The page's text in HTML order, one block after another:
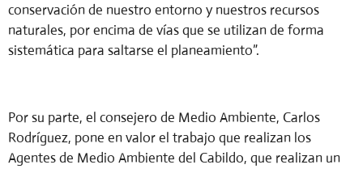
conservación de nuestro entorno y nuestros recursos
naturales, por encima de vías que se utilizan de forma
sistemática para saltarse el planeamiento”.
Por su parte, el consejero de Medio Ambiente, Carlos
Rodríguez, pone en valor el trabajo que realizan los
Agentes de Medio Ambiente del Cabildo, que realizan un